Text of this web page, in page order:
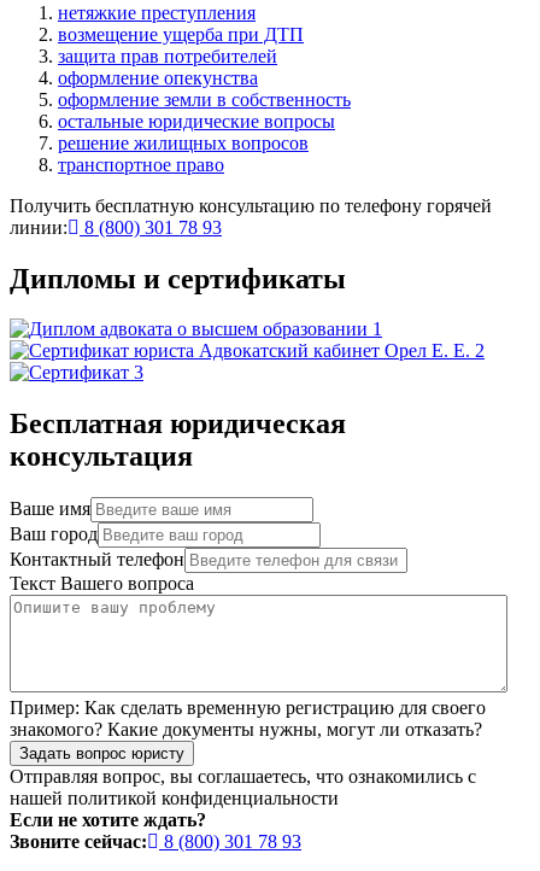
нетяжкие преступления
возмещение ущерба при ДТП
защита прав потребителей
оформление опекунства
оформление земли в собственность
остальные юридические вопросы
решение жилищных вопросов
транспортное право
Получить бесплатную консультацию по телефону горячей
линии:
8 (800) 301 78 93
Дипломы и сертификаты
Бесплатная юридическая
консультация
Ваше имя
Ваш город
Контактный телефон
Текст Вашего вопроса
Пример: Как сделать временную регистрацию для своего
знакомого? Какие документы нужны, могут ли отказать?
Задать вопрос юристу
Отправляя вопрос, вы соглашаетесь, что ознакомились с
нашей политикой конфиденциальности
Если не хотите ждать?
Звоните сейчас:
8 (800) 301 78 93